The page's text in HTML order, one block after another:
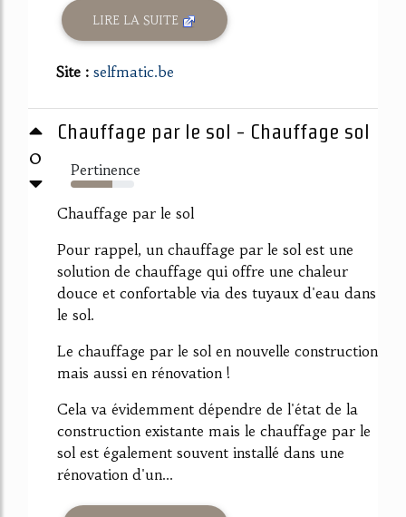
LIRE LA SUITE
Site : selfmatic.be
0
Chauffage par le sol - Chauffage sol
Pertinence
65%
Chauffage par le sol
Pour rappel, un chauffage par le sol est une
solution de chauffage qui offre une chaleur
douce et confortable via des tuyaux d'eau dans
le sol.
Le chauffage par le sol en nouvelle construction
mais aussi en rénovation !
Cela va évidemment dépendre de l'état de la
construction existante mais le chauffage par le
sol est également souvent installé dans une
rénovation d'un...